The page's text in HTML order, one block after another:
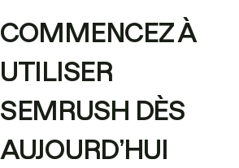
COMMENCEZ À
UTILISER
SEMRUSH DÈS
AUJOURD’HUI